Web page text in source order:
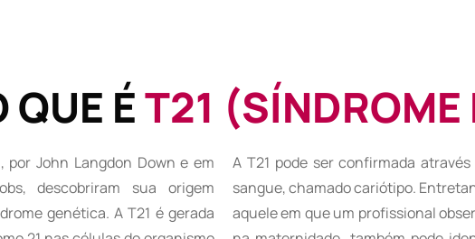
QUE ÉT21
por John Langdon Down e em
descobriram sua origem
genética.A T21 é gerada
A T21 pode ser confirmada
sangue, chamado cariótipo.
aquele em que um profissional